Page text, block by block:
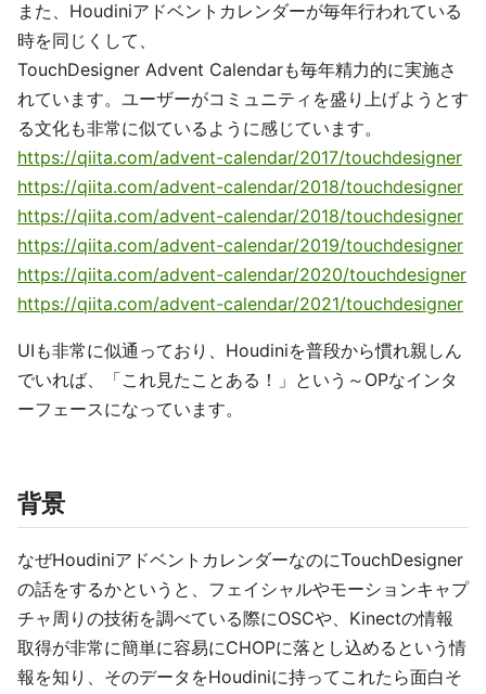
また、Houdiniアドベントカレンダーが毎年行われている
時を同じくして、
TouchDesigner Advent Calendarも毎年精力的に実施さ
れています。ユーザーがコミュニティを盛り上げようとす
る文化も非常に似ているように感じています。
https://qiita.com/advent-calendar/2017/touchdesigner
https://qiita.com/advent-calendar/2018/touchdesigner
https://qiita.com/advent-calendar/2018/touchdesigner
https://qiita.com/advent-calendar/2019/touchdesigner
https://qiita.com/advent-calendar/2020/touchdesigner
https://qiita.com/advent-calendar/2021/touchdesigner
UIも非常に似通っており、Houdiniを普段から慣れ親しん
でいれば、「これ見たことある！」という～OPなインタ
ーフェースになっています。
背景
なぜHoudiniアドベントカレンダーなのにTouchDesigner
の話をするかというと、フェイシャルやモーションキャプ
チャ周りの技術を調べている際にOSCや、Kinectの情報
取得が非常に簡単に容易にCHOPに落とし込めるという情
報を知り、そのデータをHoudiniに持ってこれたら面白そ